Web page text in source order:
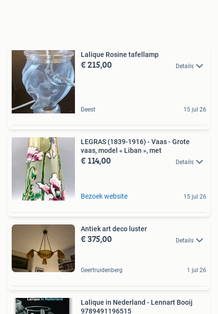
Lalique Rosine tafellamp
€ 215,00 Details
Deest 15 jul 26
LEGRAS (1839-1916) - Vaas - Grote
vaas, model « Liban », met
€ 114,00 Details
Bezoek website 15 jul 26
Antiek art deco luster
€ 375,00 Details
Geertruidenberg 1 jul 26
Lalique in Nederland - Lennart Booij
9789491196515